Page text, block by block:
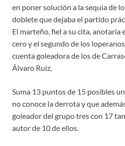
en poner solución a la sequía de
doblete que dejaba el partido
El marteño, fiel a su cita, anotaría
cero y el segundo de los
cuenta goleadora de los de
Álvaro Ruiz,
Suma 13 puntos de 15 posibles
no conoce la derrota y que
goleador del grupo tres con 17
autor de 10 de ellos.